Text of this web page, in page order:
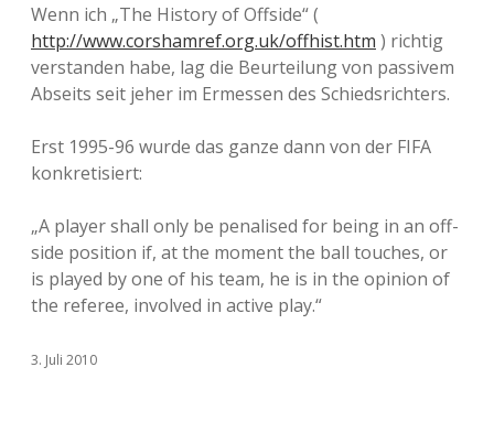
Wenn ich „The History of Offside“ (
http://www.corshamref.org.uk/offhist.htm ) richtig
verstanden habe, lag die Beurteilung von passivem
Abseits seit jeher im Ermessen des Schiedsrichters.
Erst 1995-96 wurde das ganze dann von der FIFA
konkretisiert:
„A player shall only be penalised for being in an off-
side position if, at the moment the ball touches, or
is played by one of his team, he is in the opinion of
the referee, involved in active play.“
3. Juli 2010